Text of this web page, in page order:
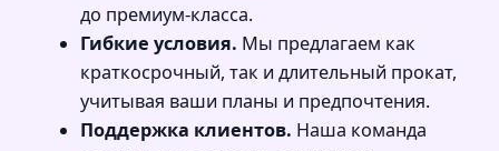
до премиум-класса.
Гибкие условия. Мы предлагаем как
краткосрочный, так и длительный прокат,
учитывая ваши планы и предпочтения.
Поддержка клиентов. Наша команда